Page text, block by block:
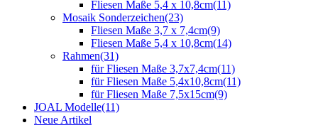
Fliesen Maße 5,4 x 10,8cm(11)
Mosaik Sonderzeichen(23)
Fliesen Maße 3,7 x 7,4cm(9)
Fliesen Maße 5,4 x 10,8cm(14)
Rahmen(31)
für Fliesen Maße 3,7x7,4cm(11)
für Fliesen Maße 5,4x10,8cm(11)
für Fliesen Maße 7,5x15cm(9)
JOAL Modelle(11)
Neue Artikel